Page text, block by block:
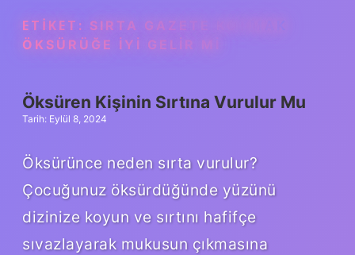
ETIKET: SIRTA GAZETE KOYMAK
ÖKSÜRÜĞE IYI GELIR MI
Öksüren Kişinin Sırtına Vurulur Mu
Tarih: Eylül 8, 2024
Öksürünce neden sırta vurulur?
Çocuğunuz öksürdüğünde yüzünü
dizinize koyun ve sırtını hafifçe
sıvazlayarak mukusun çıkmasına